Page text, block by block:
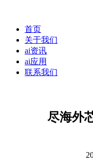
首页
关于我们
ai资讯
ai应用
联系我们
尽海外